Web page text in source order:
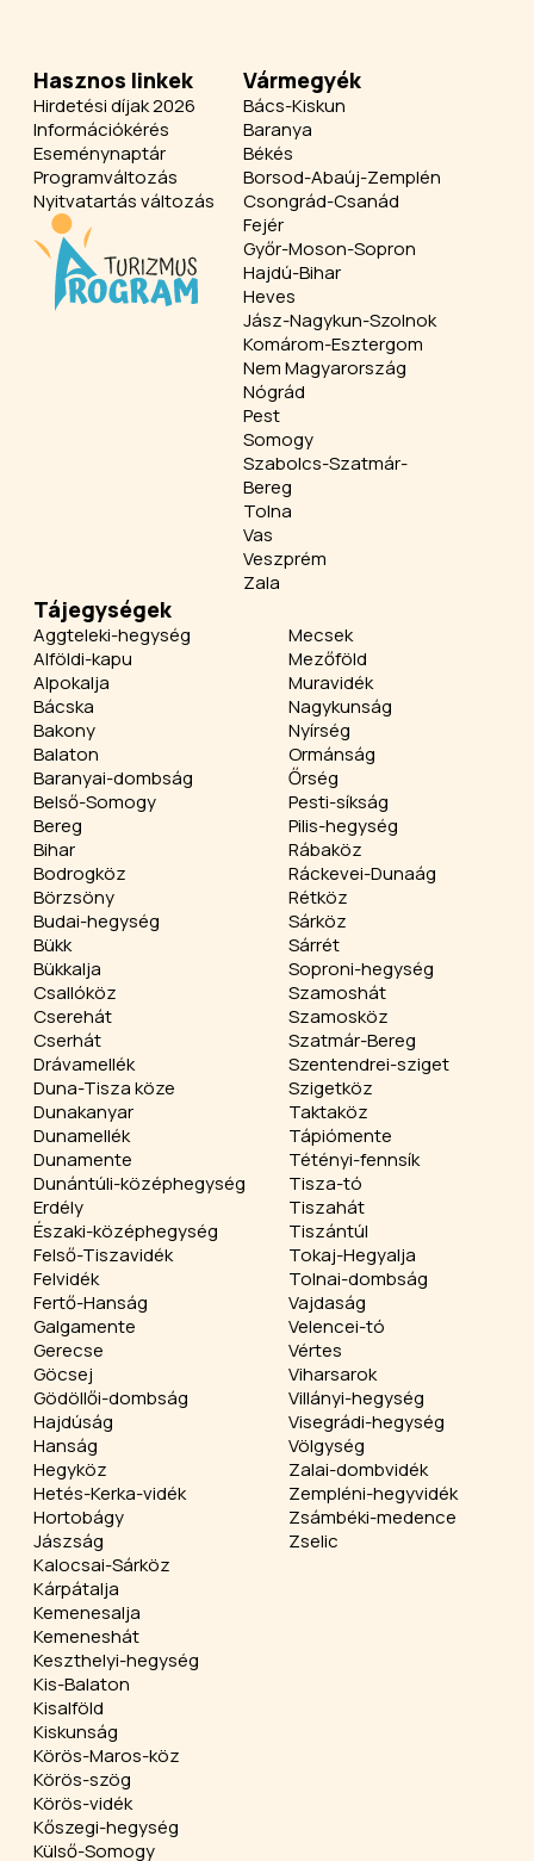
Hasznos linkek
Hirdetési díjak 2026
Információkérés
Eseménynaptár
Programváltozás
Nyitvatartás változás
Vármegyék
Bács-Kiskun
Baranya
Békés
Borsod-Abaúj-Zemplén
Csongrád-Csanád
Fejér
Győr-Moson-Sopron
Hajdú-Bihar
Heves
Jász-Nagykun-Szolnok
Komárom-Esztergom
Nem Magyarország
Nógrád
Pest
Somogy
Szabolcs-Szatmár-
Bereg
Tolna
Vas
Veszprém
Zala
Tájegységek
Aggteleki-hegység
Alföldi-kapu
Alpokalja
Bácska
Bakony
Balaton
Baranyai-dombság
Belső-Somogy
Bereg
Bihar
Bodrogköz
Börzsöny
Budai-hegység
Bükk
Bükkalja
Csallóköz
Cserehát
Cserhát
Drávamellék
Duna-Tisza köze
Dunakanyar
Dunamellék
Dunamente
Dunántúli-középhegység
Erdély
Északi-középhegység
Felső-Tiszavidék
Felvidék
Fertő-Hanság
Galgamente
Gerecse
Göcsej
Gödöllői-dombság
Hajdúság
Hanság
Hegyköz
Hetés-Kerka-vidék
Hortobágy
Jászság
Kalocsai-Sárköz
Kárpátalja
Kemenesalja
Kemeneshát
Keszthelyi-hegység
Kis-Balaton
Kisalföld
Kiskunság
Körös-Maros-köz
Körös-szög
Körös-vidék
Kőszegi-hegység
Külső-Somogy
Mecsek
Mezőföld
Muravidék
Nagykunság
Nyírség
Ormánság
Őrség
Pesti-síkság
Pilis-hegység
Rábaköz
Ráckevei-Dunaág
Rétköz
Sárköz
Sárrét
Soproni-hegység
Szamoshát
Szamosköz
Szatmár-Bereg
Szentendrei-sziget
Szigetköz
Taktaköz
Tápiómente
Tétényi-fennsík
Tisza-tó
Tiszahát
Tiszántúl
Tokaj-Hegyalja
Tolnai-dombság
Vajdaság
Velencei-tó
Vértes
Viharsarok
Villányi-hegység
Visegrádi-hegység
Völgység
Zalai-dombvidék
Zempléni-hegyvidék
Zsámbéki-medence
Zselic